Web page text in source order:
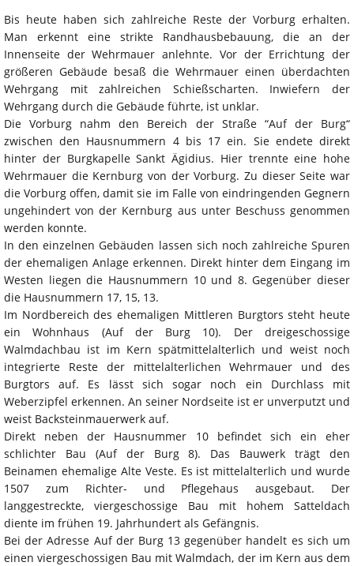
Bis heute haben sich zahlreiche Reste der Vorburg erhalten.
Man erkennt eine strikte Randhausbebauung, die an der
Innenseite der Wehrmauer anlehnte. Vor der Errichtung der
größeren Gebäude besaß die Wehrmauer einen überdachten
Wehrgang mit zahlreichen Schießscharten. Inwiefern der
Wehrgang durch die Gebäude führte, ist unklar.
Die Vorburg nahm den Bereich der Straße “Auf der Burg“
zwischen den Hausnummern 4 bis 17 ein. Sie endete direkt
hinter der Burgkapelle Sankt Ägidius. Hier trennte eine hohe
Wehrmauer die Kernburg von der Vorburg. Zu dieser Seite war
die Vorburg offen, damit sie im Falle von eindringenden Gegnern
ungehindert von der Kernburg aus unter Beschuss genommen
werden konnte.
In den einzelnen Gebäuden lassen sich noch zahlreiche Spuren
der ehemaligen Anlage erkennen. Direkt hinter dem Eingang im
Westen liegen die Hausnummern 10 und 8. Gegenüber dieser
die Hausnummern 17, 15, 13.
Im Nordbereich des ehemaligen Mittleren Burgtors steht heute
ein Wohnhaus (Auf der Burg 10). Der dreigeschossige
Walmdachbau ist im Kern spätmittelalterlich und weist noch
integrierte Reste der mittelalterlichen Wehrmauer und des
Burgtors auf. Es lässt sich sogar noch ein Durchlass mit
Weberzipfel erkennen. An seiner Nordseite ist er unverputzt und
weist Backsteinmauerwerk auf.
Direkt neben der Hausnummer 10 befindet sich ein eher
schlichter Bau (Auf der Burg 8). Das Bauwerk trägt den
Beinamen ehemalige Alte Veste. Es ist mittelalterlich und wurde
1507 zum Richter- und Pflegehaus ausgebaut. Der
langgestreckte, viergeschossige Bau mit hohem Satteldach
diente im frühen 19. Jahrhundert als Gefängnis.
Bei der Adresse Auf der Burg 13 gegenüber handelt es sich um
einen viergeschossigen Bau mit Walmdach, der im Kern aus dem